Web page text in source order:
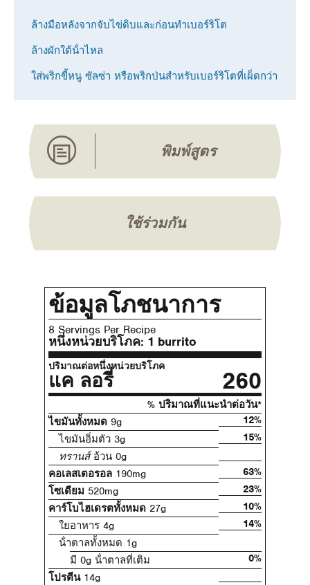
ล้างมือหลังจากจับไข่ดิบและก่อนทําเบอร์ริโต
ล้างผักใต้น้ําไหล
ใส่พริกขี้หนู ซัลซ่า หรือพริกป่นสําหรับเบอร์ริโตที่เผ็ดกว่า
พิมพ์สูตร
ใช้ร่วมกัน
ข้อมูลโภชนาการ
8 Servings Per Recipe
หนึ่งหน่วยบริโภค: 1 burrito
ปริมาณต่อหนึ่งหน่วยบริโภค
แค ลอรี่ 260
% ปริมาณที่แนะนําต่อวัน*
ไขมันทั้งหมด 9g
12%
ไขมันอิ่มตัว 3g
15%
ทรานส์อ้วน 0g
คอเลสเตอรอล 190mg
63%
โซเดียม 520mg
23%
คาร์โบไฮเดรตทั้งหมด 27g
10%
ใยอาหาร 4g
14%
น้ําตาลทั้งหมด 1g
มี 0g น้ําตาลที่เติม
0%
โปรตีน14g